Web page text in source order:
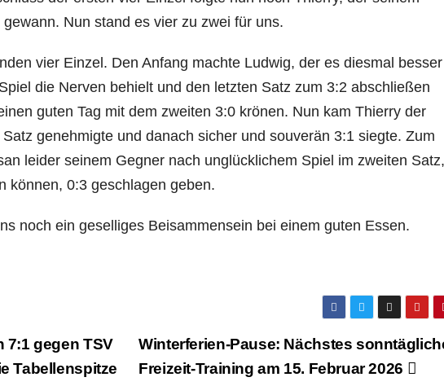
Nun stand es vier zu zwei für uns.
vier Einzel. Den Anfang machte Ludwig, der es diesmal besser
die Nerven behielt und den letzten Satz zum 3:2 abschließen
guten Tag mit dem zweiten 3:0 krönen. Nun kam Thierry der
genehmigte und danach sicher und souverän 3:1 siegte. Zum
leider seinem Gegner nach unglücklichem Spiel im zweiten Satz,
können, 0:3 geschlagen geben.
noch ein geselliges Beisammensein bei einem guten Essen.
Winterferien-Pause: Nächstes
Freizeit-Training am 15. Februar 2026
7:1 gegen TSV
Tabellenspitze